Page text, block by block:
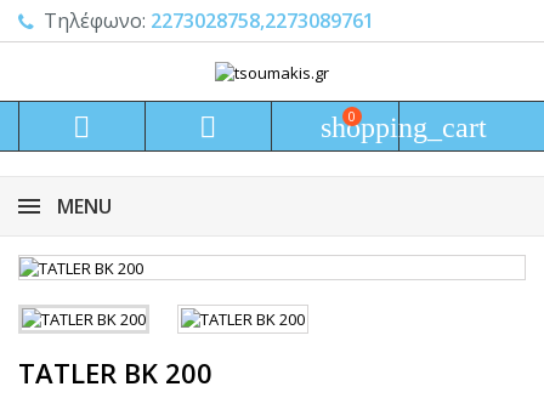
Τηλέφωνο: 2273028758,2273089761
  shopping_cart
0
MENU
TATLER BK 200